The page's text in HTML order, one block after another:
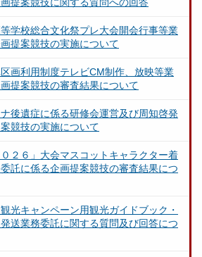
学校総合文化祭プレ大会開会行事等業
提案競技の実施について
画利用制度テレビCM制作、放映等業
提案競技の審査結果について
後遺症に係る研修会運営及び周知啓発
競技の実施について
０２６」大会マスコットキャラクター着
託に係る企画提案競技の審査結果につ
光キャンペーン用観光ガイドブック・
送業務委託に関する質問及び回答につ